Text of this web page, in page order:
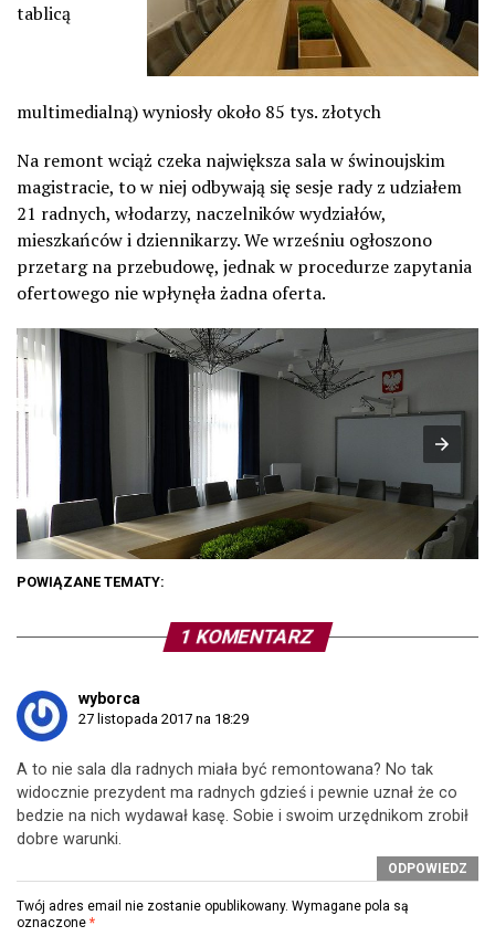
tablicą
multimedialną) wyniosły około 85 tys. złotych
Na remont wciąż czeka największa sala w świnoujskim
magistracie, to w niej odbywają się sesje rady z udziałem
21 radnych, włodarzy, naczelników wydziałów,
mieszkańców i dziennikarzy. We wrześniu ogłoszono
przetarg na przebudowę, jednak w procedurze zapytania
ofertowego nie wpłynęła żadna oferta.
POWIĄZANE TEMATY:
1 KOMENTARZ
wyborca
27 listopada 2017 na 18:29
A to nie sala dla radnych miała być remontowana? No tak
widocznie prezydent ma radnych gdzieś i pewnie uznał że co
bedzie na nich wydawał kasę. Sobie i swoim urzędnikom zrobił
dobre warunki.
ODPOWIEDZ
Twój adres email nie zostanie opublikowany. Wymagane pola są
oznaczone *